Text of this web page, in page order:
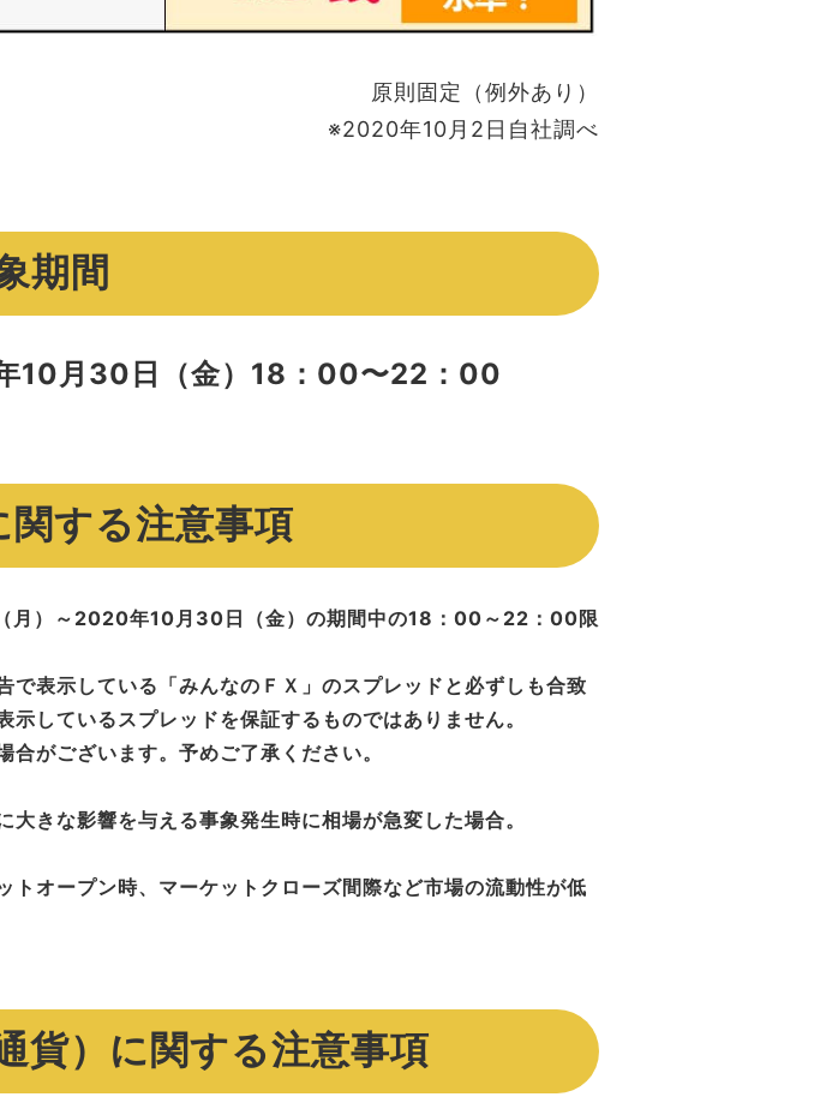
原則固定（例外あり）
※2020年10月2日自社調べ
期間
10月30日（金）18：00〜22：00
する注意事項
月）～2020年10月30日（金）の期間中の18：00～22：00限
で表示している「みんなのＦＸ」のスプレッドと必ずしも合致
しているスプレッドを保証するものではありません。
がございます。予めご了承ください。
きな影響を与える事象発生時に相場が急変した場合。
トオープン時、マーケットクローズ間際など市場の流動性が低
貨）に関する注意事項